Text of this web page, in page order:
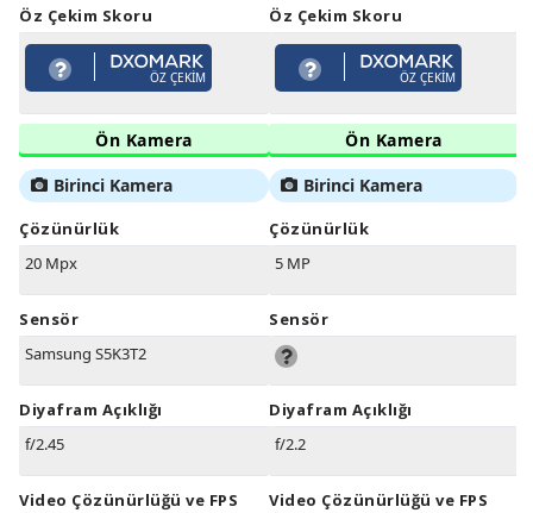
Öz Çekim Skoru
ÖZ ÇEKIM
Ön Kamera
Birinci Kamera
Çözünürlük
20 Mpx
Sensör
Samsung S5K3T2
Diyafram Açıklığı
f/2.45
Video Çözünürlüğü ve FPS
Öz Çekim Skoru
ÖZ ÇEKIM
Ön Kamera
Birinci Kamera
Çözünürlük
5 MP
Sensör
Diyafram Açıklığı
f/2.2
Video Çözünürlüğü ve FPS